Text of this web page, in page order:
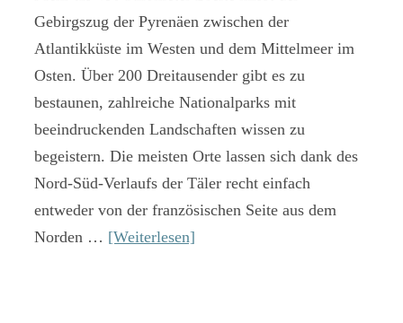
Gebirgszug der Pyrenäen zwischen der
Atlantikküste im Westen und dem Mittelmeer im
Osten. Über 200 Dreitausender gibt es zu
bestaunen, zahlreiche Nationalparks mit
beeindruckenden Landschaften wissen zu
begeistern. Die meisten Orte lassen sich dank des
Nord-Süd-Verlaufs der Täler recht einfach
entweder von der französischen Seite aus dem
Norden … [Weiterlesen]